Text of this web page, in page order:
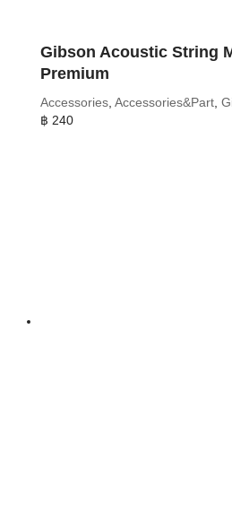
Gibson Acoustic String
Premium
Accessories Accessories&Part
฿ 240